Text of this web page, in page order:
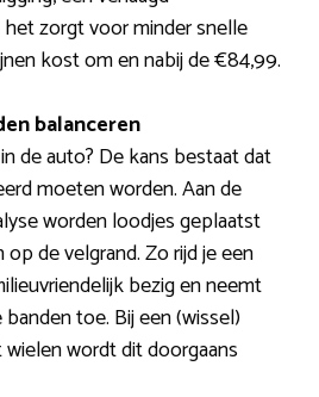
zorgt voor minder snelle
kost om en nabij de €84,99.
balanceren
de auto? De kans bestaat dat
moeten worden. Aan de
worden loodjes geplaatst
de velgrand. Zo rijd je een
bezig en neemt
toe. Bij een (wissel)
wordt dit doorgaans